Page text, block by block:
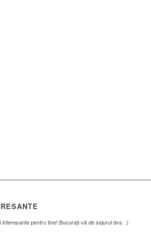
pentru tine! Bucurați-vă de sejurul dvs. :)